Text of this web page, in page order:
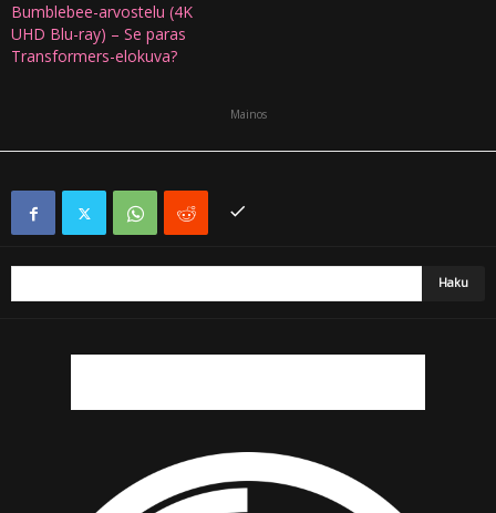
Bumblebee-arvostelu (4K
UHD Blu-ray) – Se paras
Transformers-elokuva?
Mainos